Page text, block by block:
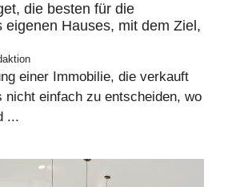
die besten für die
eigenen Hauses, mit dem Ziel,
einer Immobilie, die verkauft
nicht einfach zu entscheiden, wo
...